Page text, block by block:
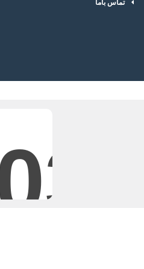
تماس باما